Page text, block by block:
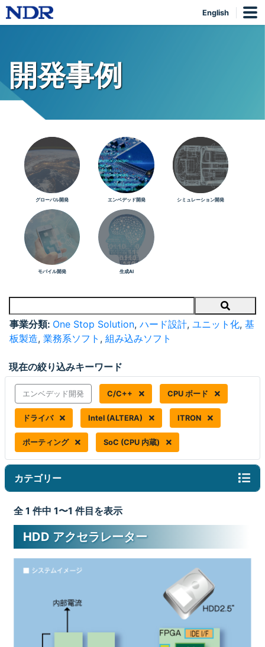
English
開発事例
グローバル開発 エンベデッド開発 シミュレーション開発
モバイル開発 生成AI
Search
事業分類: One Stop Solution, ハード設計, ユニット化, 基
板製造, 業務系ソフト , 組み込みソフト
現在の絞り込みキーワード
エンベデッド開発 C/C++ CPU ボード
ドライバ Intel (ALTERA) ITRON
ポーティング SoC (CPU 内蔵)
カテゴリー
全 1 件中 1〜1 件目を表示
HDD アクセラレーター